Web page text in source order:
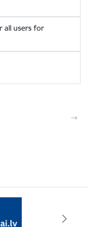
all users for